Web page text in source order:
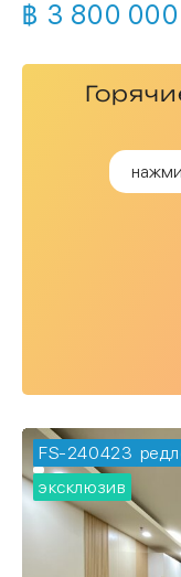
฿ 3 800 000
FS-240423
🔥 горячее
эксклюзив